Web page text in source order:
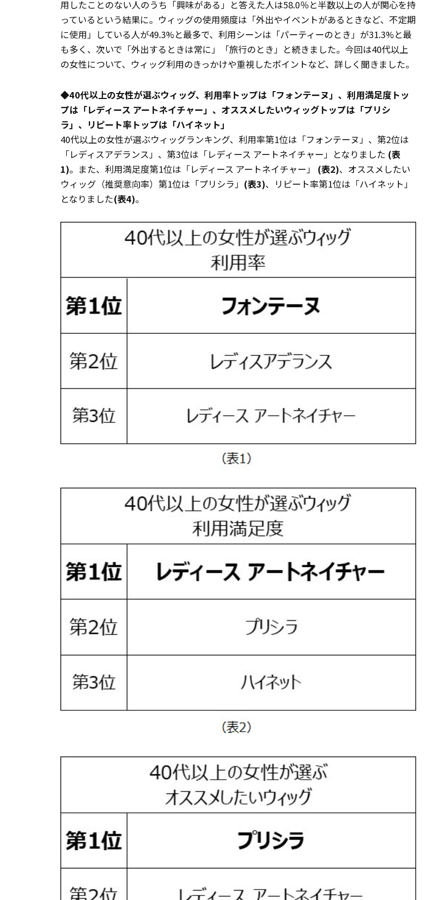
用したことのない人のうち「興味がある」と答えた人は58.0％と半数以上の人が関心を持
っているという結果に。ウィッグの使用頻度は「外出やイベントがあるときなど、不定期
に使用」している人が49.3%と最多で、利用シーンは「パーティーのとき」が31.3%と最
も多く、次いで「外出するときは常に」「旅行のとき」と続きました。今回は40代以上
の女性について、ウィッグ利用のきっかけや重視したポイントなど、詳しく聞きました。
◆40代以上の女性が選ぶウィッグ、利用率トップは「フォンテーヌ」、利用満足度トッ
プは「レディース アートネイチャー」、オススメしたいウィッグトップは「プリシ
ラ」、リピート率トップは「ハイネット」
40代以上の女性が選ぶウィッグランキング、利用率第1位は「フォンテーヌ」、第2位は
「レディスアデランス」、第3位は「レディース アートネイチャー」となりました (表
1)。また、利用満足度第1位は「レディース アートネイチャー」 (表2)、オススメしたい
ウィッグ（推奨意向率）第1位は「プリシラ」 (表3)、リピート率第1位は「ハイネット」
となりました(表4)。